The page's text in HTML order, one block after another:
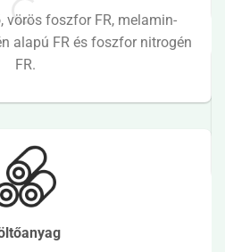
vörös foszfor FR, melamin-
alapú FR és foszfor nitrogén
FR.